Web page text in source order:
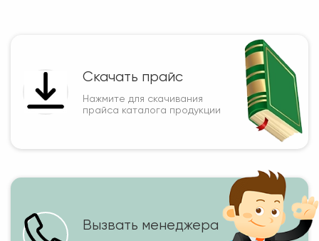
Скачать прайс
Нажмите для скачивания
прайса каталога продукции
Вызвать менеджера